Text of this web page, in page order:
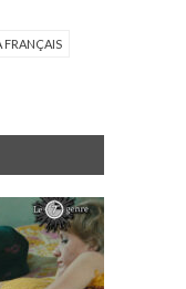
FRANÇAIS